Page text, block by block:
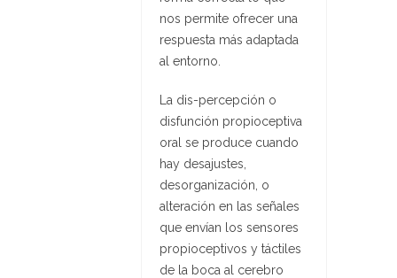
nos permite ofrecer una
respuesta más adaptada
al entorno.
La dis-percepción o
disfunción propioceptiva
oral se produce cuando
hay desajustes,
desorganización, o
alteración en las señales
que envían los sensores
propioceptivos y táctiles
de la boca al cerebro